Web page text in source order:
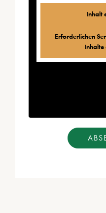
Inhalt
Erforderlichen
Inhalte